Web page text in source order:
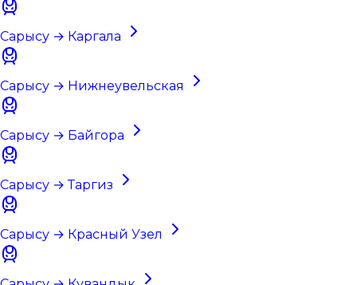
Сарысу → Каргала
Сарысу → Нижнеувельская
Сарысу → Байгора
Сарысу → Таргиз
Сарысу → Красный Узел